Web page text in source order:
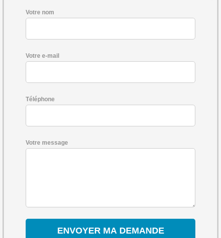
Votre nom
Votre e-mail
Téléphone
Votre message